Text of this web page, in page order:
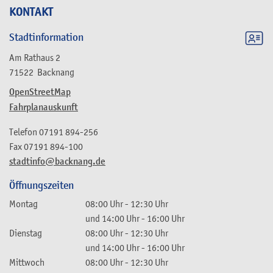
KONTAKT
Stadtinformation
Am Rathaus 2
71522 Backnang
OpenStreetMap
Fahrplanauskunft
stadtinfo@backnang.de
Telefon 07191 894-256
Fax07191 894-100
Öffnungszeiten
Montag 08:00 Uhr- 12:30 Uhr
und 14:00 Uhr- 16:00 Uhr
Dienstag
08:00 Uhr- 12:30 Uhr
und 14:00 Uhr- 16:00 Uhr
Mittwoch
08:00 Uhr- 12:30 Uhr